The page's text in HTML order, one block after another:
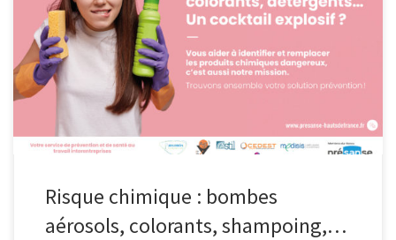
commun : le risque chimique ! Quel que soit le secteur d’activité,
les effets des produits chimiques sur la santé sont nombreux et
peuvent avoir une certaine gravité à court, moyen et long
termes, comme des allergies, des intoxications, des cancers,
… Pour préserver la santé de vos […]
Risque chimique : bombes
aérosols, colorants, shampoing,…